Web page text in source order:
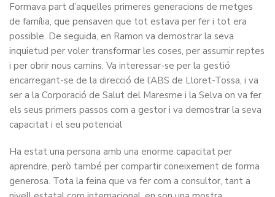
Formava part d’aquelles primeres generacions de metges
de família, que pensaven que tot estava per fer i tot era
possible. De seguida, en Ramon va demostrar la seva
inquietud per voler transformar les coses, per assumir reptes
i per obrir nous camins. Va interessar-se per la gestió
encarregant-se de la direcció de l’ABS de Lloret-Tossa, i va
ser a la Corporació de Salut del Maresme i la Selva on va fer
els seus primers passos com a gestor i va demostrar la seva
capacitat i el seu potencial
Ha estat una persona amb una enorme capacitat per
aprendre, però també per compartir coneixement de forma
generosa. Tota la feina que va fer com a consultor, tant a